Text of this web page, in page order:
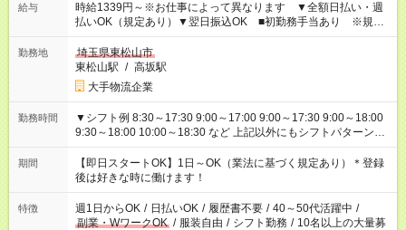
給与
時給1339円～※お仕事によって異なります ▼全額日払い・週
払いOK（規定あり）▼翌日振込OK ■初勤務手当あり ※規定
による
勤務地
埼玉県東松山市
東松山駅 / 高坂駅
大手物流企業
勤務時間
▼シフト例 8:30～17:30 9:00～17:00 9:00～17:30 9:00～18:00
9:30～18:00 10:00～18:30 など 上記以外にもシフトパターンは
あります！ ご都合を聞かせてください＾＾
期間
【即日スタートOK】1日～OK（業法に基づく規定あり）＊登録
後は好きな時に働けます！
特徴 週1日からOK / 日払いOK / 履歴書不要 / 40～50代活躍中 /
副業・WワークOK / 服装自由 / シフト勤務 / 10名以上の大量募